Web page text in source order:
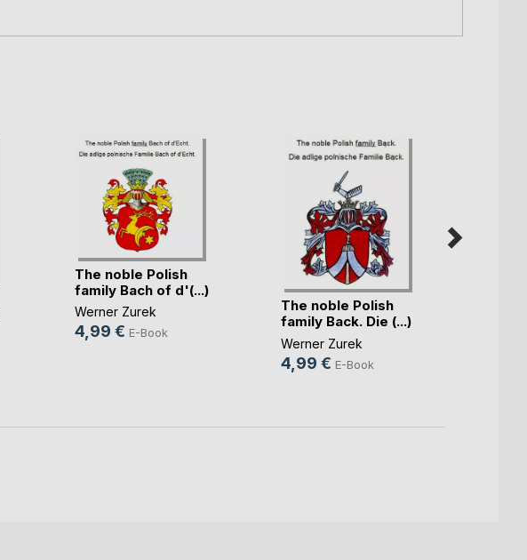
The noble Polish
family Bach of d'(...)
Werner Zurek
4,99 € E-Book
The noble Polish
family Back. Die (...)
Werner Zurek
4,99 € E-Book